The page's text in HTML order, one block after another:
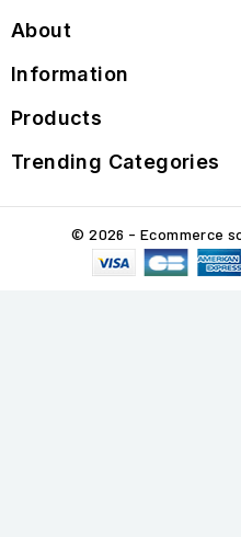
About
Information
Products
Trending Categories
© 2026 - Ecommerce